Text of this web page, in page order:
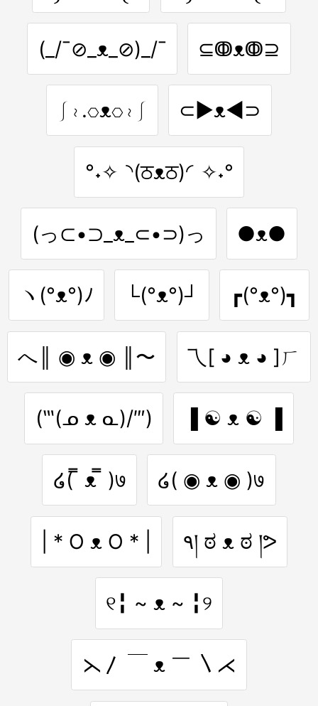
(_/¯⊘_ᴥ_⊘)_/¯ ⊆ↂᴥↂ⊇
⎰≀.⎔ᴥ⎔≀⎰ ⊂▶ᴥ◀⊃
°˖✧◝(ਠᴥਠ)◜✧˖°
(っ⊂•⊃_ᴥ_⊂•⊃)っ ●ᴥ●
ヽ(°ᴥ°)ﾉ └(°ᴥ°)┘ ┏(°ᴥ°)┓
へ║ ◉ ᴥ ◉ ║〜 乁[ ◕ ᴥ ◕ ]ㄏ
(‷(ᓄ ᴥ ᓇ)/‴) ▐ ☯ ᴥ ☯ ▐
໒( ̿ ᴥ ̿ )७ ໒( ◉ ᴥ ◉ )७
| * O ᴥ O * | ٩། ಠ ᴥ ಠ །ᕗ
୧╏ ~ ᴥ ~ ╏୨
⋋〳 ￣ ᴥ ￣ 〵⋌